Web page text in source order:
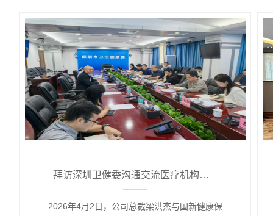
拜访深圳卫健委沟通交流医疗机构商保数据跨境赔付应用场景建设事宜
2026年4月2日，公司总裁梁洪杰与国新健康保